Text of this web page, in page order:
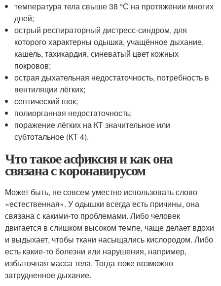
температура тела свыше 38 °С на протяжении многих
дней;
острый респираторный дистресс-синдром, для
которого характерны одышка, учащённое дыхание,
кашель, тахикардия, синеватый цвет кожных
покровов;
острая дыхательная недостаточность, потребность в
вентиляции лёгких;
септический шок;
полиорганная недостаточность;
поражение лёгких на КТ значительное или
субтотальное (КТ 4).
Что такое асфиксия и как она
связана с коронавирусом
Может быть, не совсем уместно использовать слово
«естественная». У одышки всегда есть причины, она
связана с какими-то проблемами. Либо человек
двигается в слишком высоком темпе, чаще делает вдохи
и выдыхает, чтобы ткани насыщались кислородом. Либо
есть какие-то болезни или нарушения, например,
избыточная масса тела. Тогда тоже возможно
затрудненное дыхание.